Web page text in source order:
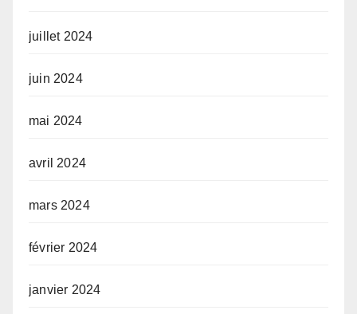
juillet 2024
juin 2024
mai 2024
avril 2024
mars 2024
février 2024
janvier 2024